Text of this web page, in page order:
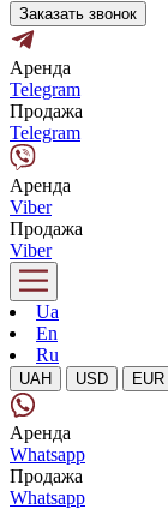
Заказать звонок
Аренда
Telegram
Продажа
Telegram
Аренда
Viber
Продажа
Viber
Ua
En
Ru
UAH USD EUR
Аренда
Whatsapp
Продажа
Whatsapp